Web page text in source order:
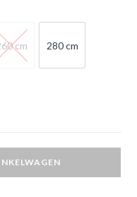
cm
260 cm
280 cm
280 cm